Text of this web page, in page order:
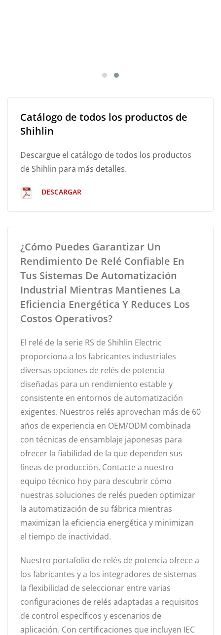
Catálogo de todos los productos de
Shihlin
Descargue el catálogo de todos los productos
de Shihlin para más detalles.
DESCARGAR
¿Cómo Puedes Garantizar Un
Rendimiento De Relé Confiable En
Tus Sistemas De Automatización
Industrial Mientras Mantienes La
Eficiencia Energética Y Reduces Los
Costos Operativos?
El relé de la serie RS de Shihlin Electric
proporciona a los fabricantes industriales
diversas opciones de relés de potencia
diseñadas para un rendimiento estable y
consistente en entornos de automatización
exigentes. Nuestros relés aprovechan más de 60
años de experiencia en OEM/ODM combinada
con técnicas de ensamblaje japonesas para
ofrecer la fiabilidad de la que dependen sus
líneas de producción. Contacte a nuestro
equipo técnico hoy para descubrir cómo
nuestras soluciones de relés pueden optimizar
la automatización de su fábrica mientras
maximizan la eficiencia energética y minimizan
el tiempo de inactividad.
Nuestro portafolio de relés de potencia ofrece a
los fabricantes y a los integradores de sistemas
la flexibilidad de seleccionar entre varias
configuraciones de relés adaptadas a requisitos
de control específicos y escenarios de
aplicación. Con certificaciones que incluyen IEC